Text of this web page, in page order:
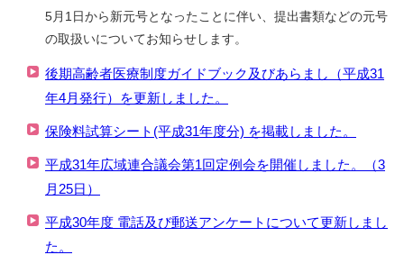
5月1日から新元号となったことに伴い、提出書類などの元号
の取扱いについてお知らせします。
後期高齢者医療制度ガイドブック及びあらまし（平成31
年4月発行）を更新しました。
保険料試算シート(平成31年度分) を掲載しました。
平成31年広域連合議会第1回定例会を開催しました。（3
月25日）
平成30年度 電話及び郵送アンケートについて更新しまし
た。